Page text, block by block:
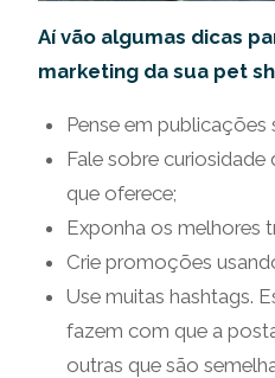
Aí vão algumas dicas
marketing da sua pet
Pense em publicações
Fale sobre
que oferece;
Exponha os melhores
Crie promoções
Use muitas hashtags.
fazem com que a
outras que são